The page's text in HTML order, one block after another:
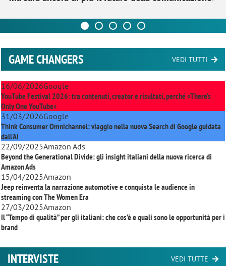
GAME CHANGERS VEDI TUTTI
16/06/2026Google
YouTube Festival 2026: tra contenuti, creator e risultati, perché «There’s
Only One YouTube»
31/03/2026Google
Think Consumer Omnichannel: viaggio nella nuova Search di Google guidata
dall'AI
22/09/2025Amazon Ads
Beyond the Generational Divide: gli insight italiani della nuova ricerca di
Amazon Ads
15/04/2025Amazon
Jeep reinventa la narrazione automotive e conquista le audience in
streaming conThe Women Era
27/03/2025Amazon
Il “Tempo di qualità” per gli italiani: che cos’è e quali sono le opportunità per i
brand
INTERVISTE VEDI TUTTE